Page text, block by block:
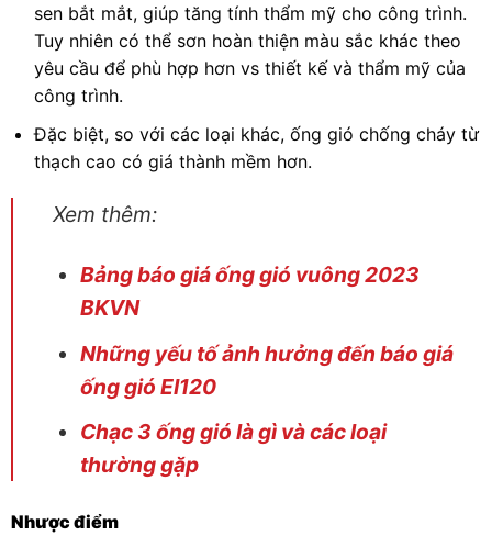
sen bắt mắt, giúp tăng tính thẩm mỹ cho công trình.
Tuy nhiên có thể sơn hoàn thiện màu sắc khác theo
yêu cầu để phù hợp hơn vs thiết kế và thẩm mỹ của
công trình.
Đặc biệt, so với các loại khác, ống gió chống cháy từ
thạch cao có giá thành mềm hơn.
Xem thêm:
Bảng báo giá ống gió vuông 2023
BKVN
Những yếu tố ảnh hưởng đến báo giá
ống gió EI120
Chạc 3 ống gió là gì và các loại
thường gặp
Nhược điểm